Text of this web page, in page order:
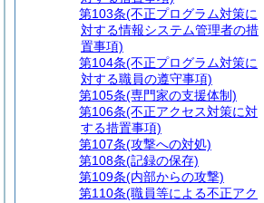
第103条(不正プログラム対策に
対する情報システム管理者の措
置事項)
第104条(不正プログラム対策に
対する職員の遵守事項)
第105条(専門家の支援体制)
第106条(不正アクセス対策に対
する措置事項)
第107条(攻撃への対処)
第108条(記録の保存)
第109条(内部からの攻撃)
第110条(職員等による不正アク